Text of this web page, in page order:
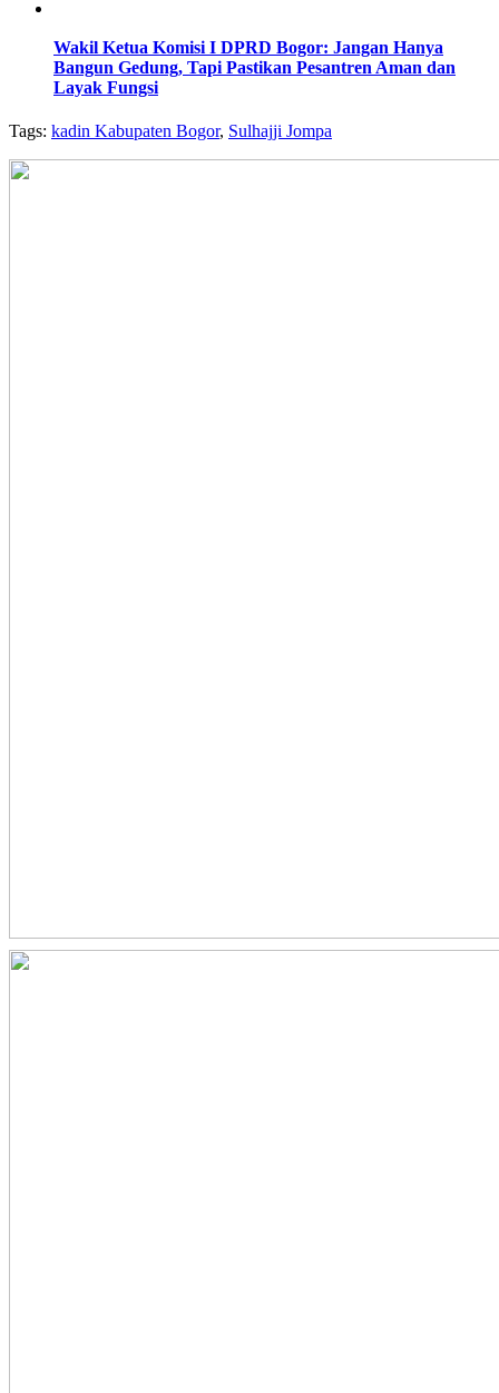
Wakil Ketua Komisi I DPRD Bogor: Jangan Hanya
Bangun Gedung, Tapi Pastikan Pesantren Aman dan
Layak Fungsi
Tags: kadin Kabupaten Bogor, Sulhajji Jompa